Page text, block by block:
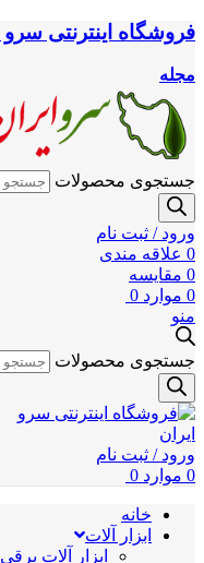
فروشگاه اینترنتی سرو
مجله
جستجوی محصولات
ورود / ثبت نام
0 علاقه مندی
0 مقایسه
0 موارد 0
منو
جستجوی محصولات
ورود / ثبت نام
0 موارد 0
خانه
ابزار آلات
ابزار آلات برقی